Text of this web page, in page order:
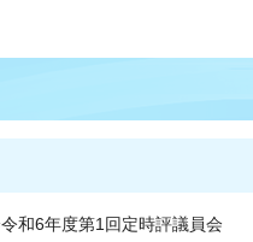
和6年度第1回定時評議員会